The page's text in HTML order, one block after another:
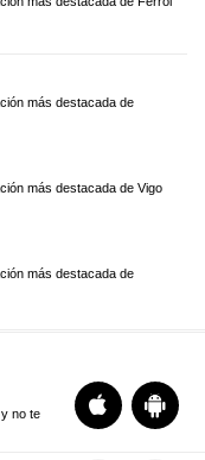
más destacada de
más destacada de Vigo
más destacada de
no te